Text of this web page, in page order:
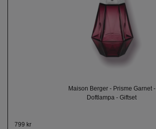
Maison Berger - Prisme Garnet -
Doftlampa - Giftset
799 kr